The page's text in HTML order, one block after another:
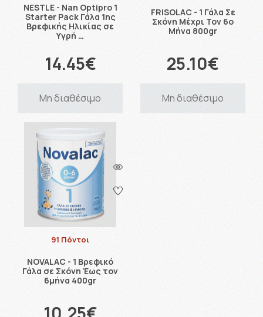
NESTLE - Nan Optipro 1
Starter Pack Γάλα 1ης
Βρεφικής Hλικίας σε
Yγρή …
14.45€
Μη διαθέσιμο
FRISOLAC - 1 Γάλα Σε
Σκόνη Μέχρι Τον 6ο
Μήνα 800gr
25.10€
Μη διαθέσιμο
91 Πόντοι
NOVALAC - 1 Βρεφικό
Γάλα σε Σκόνη Έως τον
6μήνα 400gr